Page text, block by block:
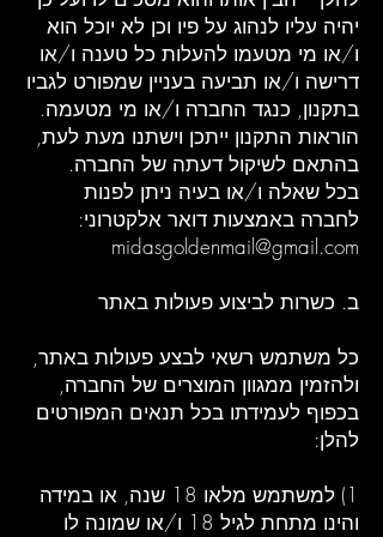
יהיה עליו לנהוג על פיו וכן לא יוכל הוא
ו/או מי מטעמו להעלות כל טענה ו/או
דרישה ו/או תביעה בעניין שמפורט לגביו
בתקנון, כנגד החברה ו/או מי מטעמה.
הוראות התקנון ייתכן וישתנו מעת לעת,
בהתאם לשיקול דעתה של החברה.
בכל שאלה ו/או בעיה ניתן לפנות
לחברה באמצעות דואר אלקטרוני:
midasgoldenmail@gmail.com
ב. כשרות לביצוע פעולות באתר
כל משתמש רשאי לבצע פעולות באתר,
ולהזמין ממגוון המוצרים של החברה,
בכפוף לעמידתו בכל תנאים המפורטים
להלן:
1) למשתמש מלאו 18 שנה, או במידה
והינו מתחת לגיל 18 ו/או שמונה לו